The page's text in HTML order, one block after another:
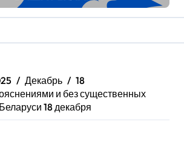
Декабрь
18
и без существенных
18 декабря